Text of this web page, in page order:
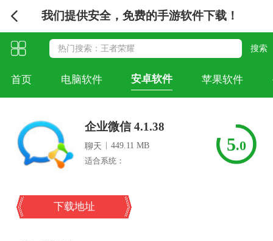
我们提供安全，免费的手游软件下载！
首页 电脑软件 安卓软件 苹果软件
企业微信 4.1.38
聊天 |449.11 MB
适合系统：
5.0
下载地址